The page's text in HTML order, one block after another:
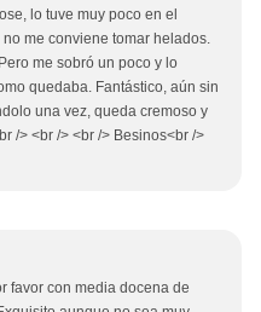
lo tuve muy poco en el
me conviene tomar helados.
me sobró un poco y lo
quedaba. Fantástico, aún sin
una vez, queda cremoso y
/> <br /> <br /> Besinos<br />
favor con media docena de